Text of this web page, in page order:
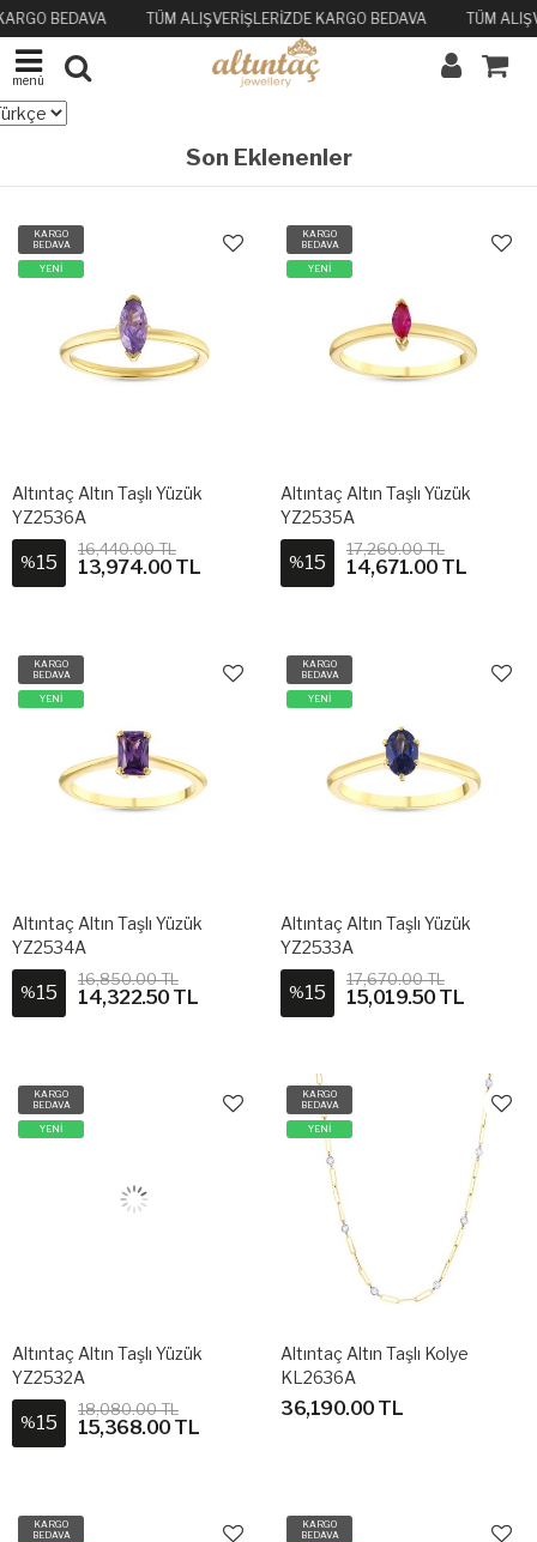
BEDAVA TÜM ALIŞVERİŞLERİZDE KARGO BEDAVA TÜM
menü
Son Eklenenler
KARGO
BEDAVA
YENİ
Altıntaç Altın Taşlı Yüzük
YZ2536A
%15
16,440.00 TL
13,974.00 TL
KARGO
BEDAVA
YENİ
Altıntaç Altın Taşlı Yüzük
YZ2535A
%15
17,260.00 TL
14,671.00 TL
KARGO
BEDAVA
YENİ
Altıntaç Altın Taşlı Yüzük
YZ2534A
%15
16,850.00 TL
14,322.50 TL
KARGO
BEDAVA
YENİ
Altıntaç Altın Taşlı Yüzük
YZ2533A
%15
17,670.00 TL
15,019.50 TL
KARGO
BEDAVA
YENİ
Altıntaç Altın Taşlı Yüzük
YZ2532A
%15
18,080.00 TL
15,368.00 TL
KARGO
BEDAVA
YENİ
Altıntaç Altın Taşlı Kolye
KL2636A
36,190.00 TL
KARGO
BEDAVA
KARGO
BEDAVA